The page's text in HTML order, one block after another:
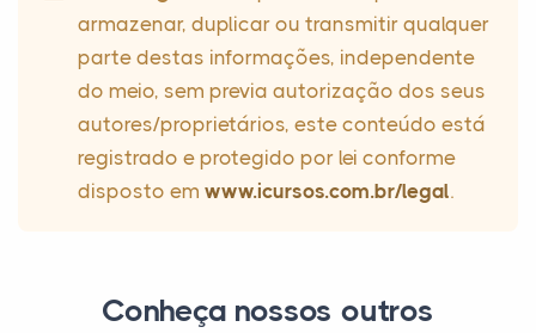
armazenar, duplicar ou transmitir qualquer
parte destas informações, independente
do meio, sem previa autorização dos seus
autores/proprietários, este conteúdo está
registrado e protegido por lei conforme
disposto em www.icursos.com.br/legal.
Conheça nossos outros